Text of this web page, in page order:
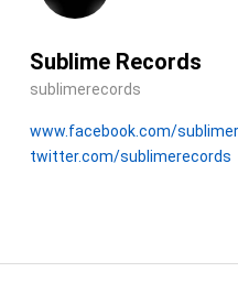
Sublime Records
sublimerecords
www.facebook.com/
twitter.com/sublimerecords